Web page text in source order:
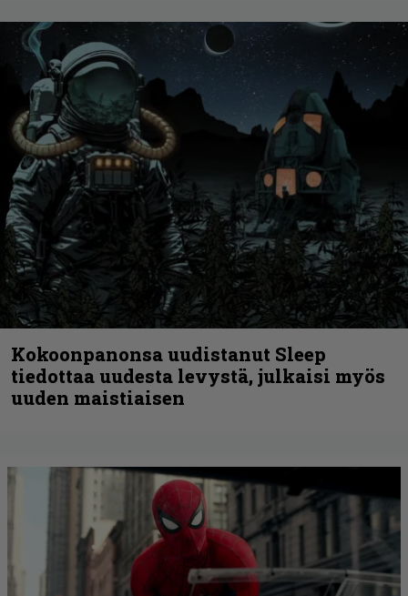
Kokoonpanonsa uudistanut Sleep
tiedottaa uudesta levystä, julkaisi myös
uuden maistiaisen